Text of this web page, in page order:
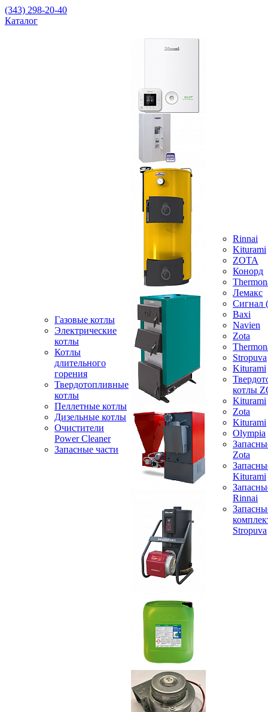
(343) 298-20-40
Каталог
Газовые котлы
Электрические
котлы
Котлы
длительного
горения
Твердотопливные
котлы
Пеллетные котлы
Дизельные котлы
Очистители
Power Cleaner
Запасные части
Rinnai
Kiturami
ZOTA
Конорд
Лемакс
Baxi
Navien
Zota
Stropuva
Kiturami
котлы
Kiturami
Zota
Kiturami
Olympia
Zota
Kiturami
Rinnai
Stropuva